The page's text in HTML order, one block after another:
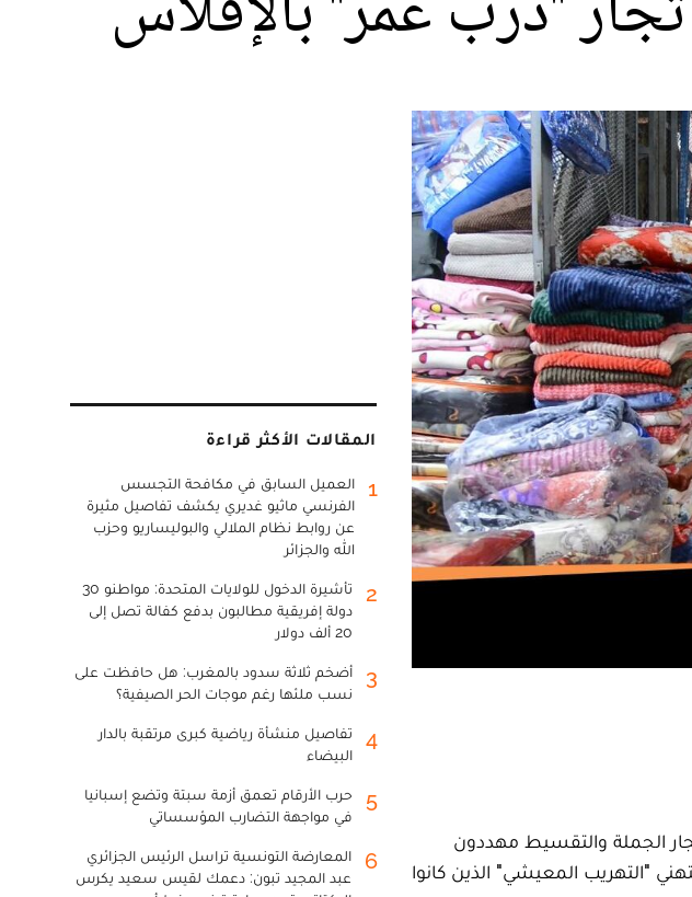
الجملة والتقسيط مهددون
"التهريب المعيشي" الذين كانوا
المقالات الأكثر قراءة
1
العميل السابق في مكافحة التجسس
الفرنسي ماثيو غديري يكشف تفاصيل مثيرة
عن روابط نظام الملالي والبوليساريو وحزب
الله والجزائر
2
تأشيرة الدخول للولايات المتحدة: مواطنو 30
دولة إفريقية مطالبون بدفع كفالة تصل إلى
20 ألف دولار
3
أضخم ثلاثة سدود بالمغرب: هل حافظت على
نسب ملئها رغم موجات الحر الصيفية؟
4
تفاصيل منشأة رياضية كبرى مرتقبة بالدار
البيضاء
5
حرب الأرقام تعمق أزمة سبتة وتضع إسبانيا
في مواجهة التضارب المؤسساتي
6
المعارضة التونسية تراسل الرئيس الجزائري
عبد المجيد تبون: دعمك لقيس سعيد يكرس